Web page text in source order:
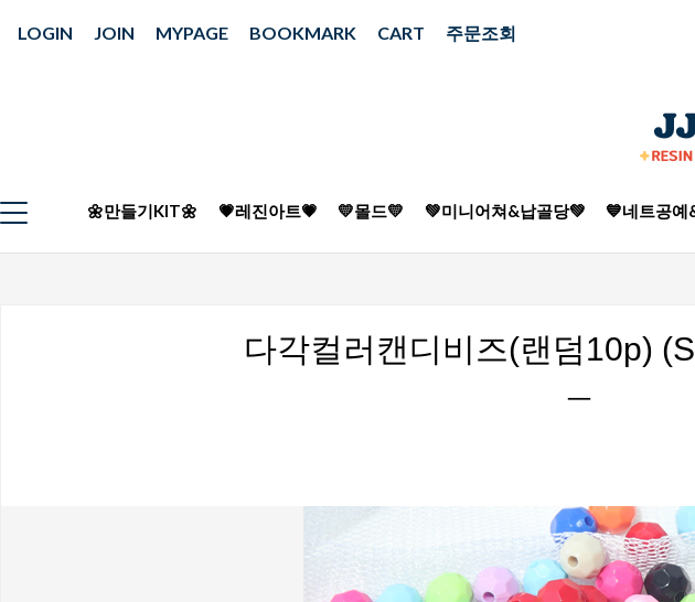
LOGIN JOIN MYPAGE BOOKMARK CART 주문조회
🌼만들기KIT🌼 💗레진아트💗 💛몰드💛 💚미니어쳐&납골당💚 💙네트공예
다각컬러캔디비즈(랜덤10p)
ㅡ